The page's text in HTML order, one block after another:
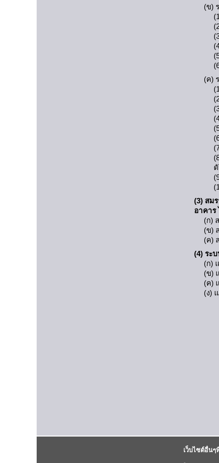
(ข)
(ค)
(3) สม
อาคาร
(ก)
(ข)
(ค)
(4) ระ
(ก)
(ข)
(ค)
(ง)
เว็บไซต์อื่นๆ